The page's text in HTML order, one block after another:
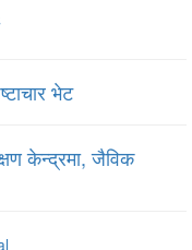
भेट
केन्द्रमा, जैविक